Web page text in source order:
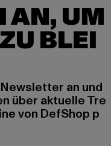
AN, UM
BLEI
an und
über aktuelle Tre
von DefShop p